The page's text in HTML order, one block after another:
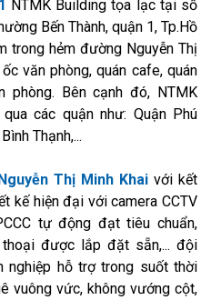
NTMK Building tọa lạc tại số
Bến Thành, quận 1, Tp.Hồ
trong hẻm đường Nguyễn Thị
văn phòng, quán cafe, quán
phòng. Bên cạnh đó, NTMK
các quận như: Quận Phú
Thạnh,...
Thị Minh Khaivới kết
kế hiện đại với camera CCTV
tự động đạt tiêu chuẩn,
được lắp đặt sẵn,... đội
nghiệp hỗ trợ trong suốt thời
vuông vức, không vướng cột,